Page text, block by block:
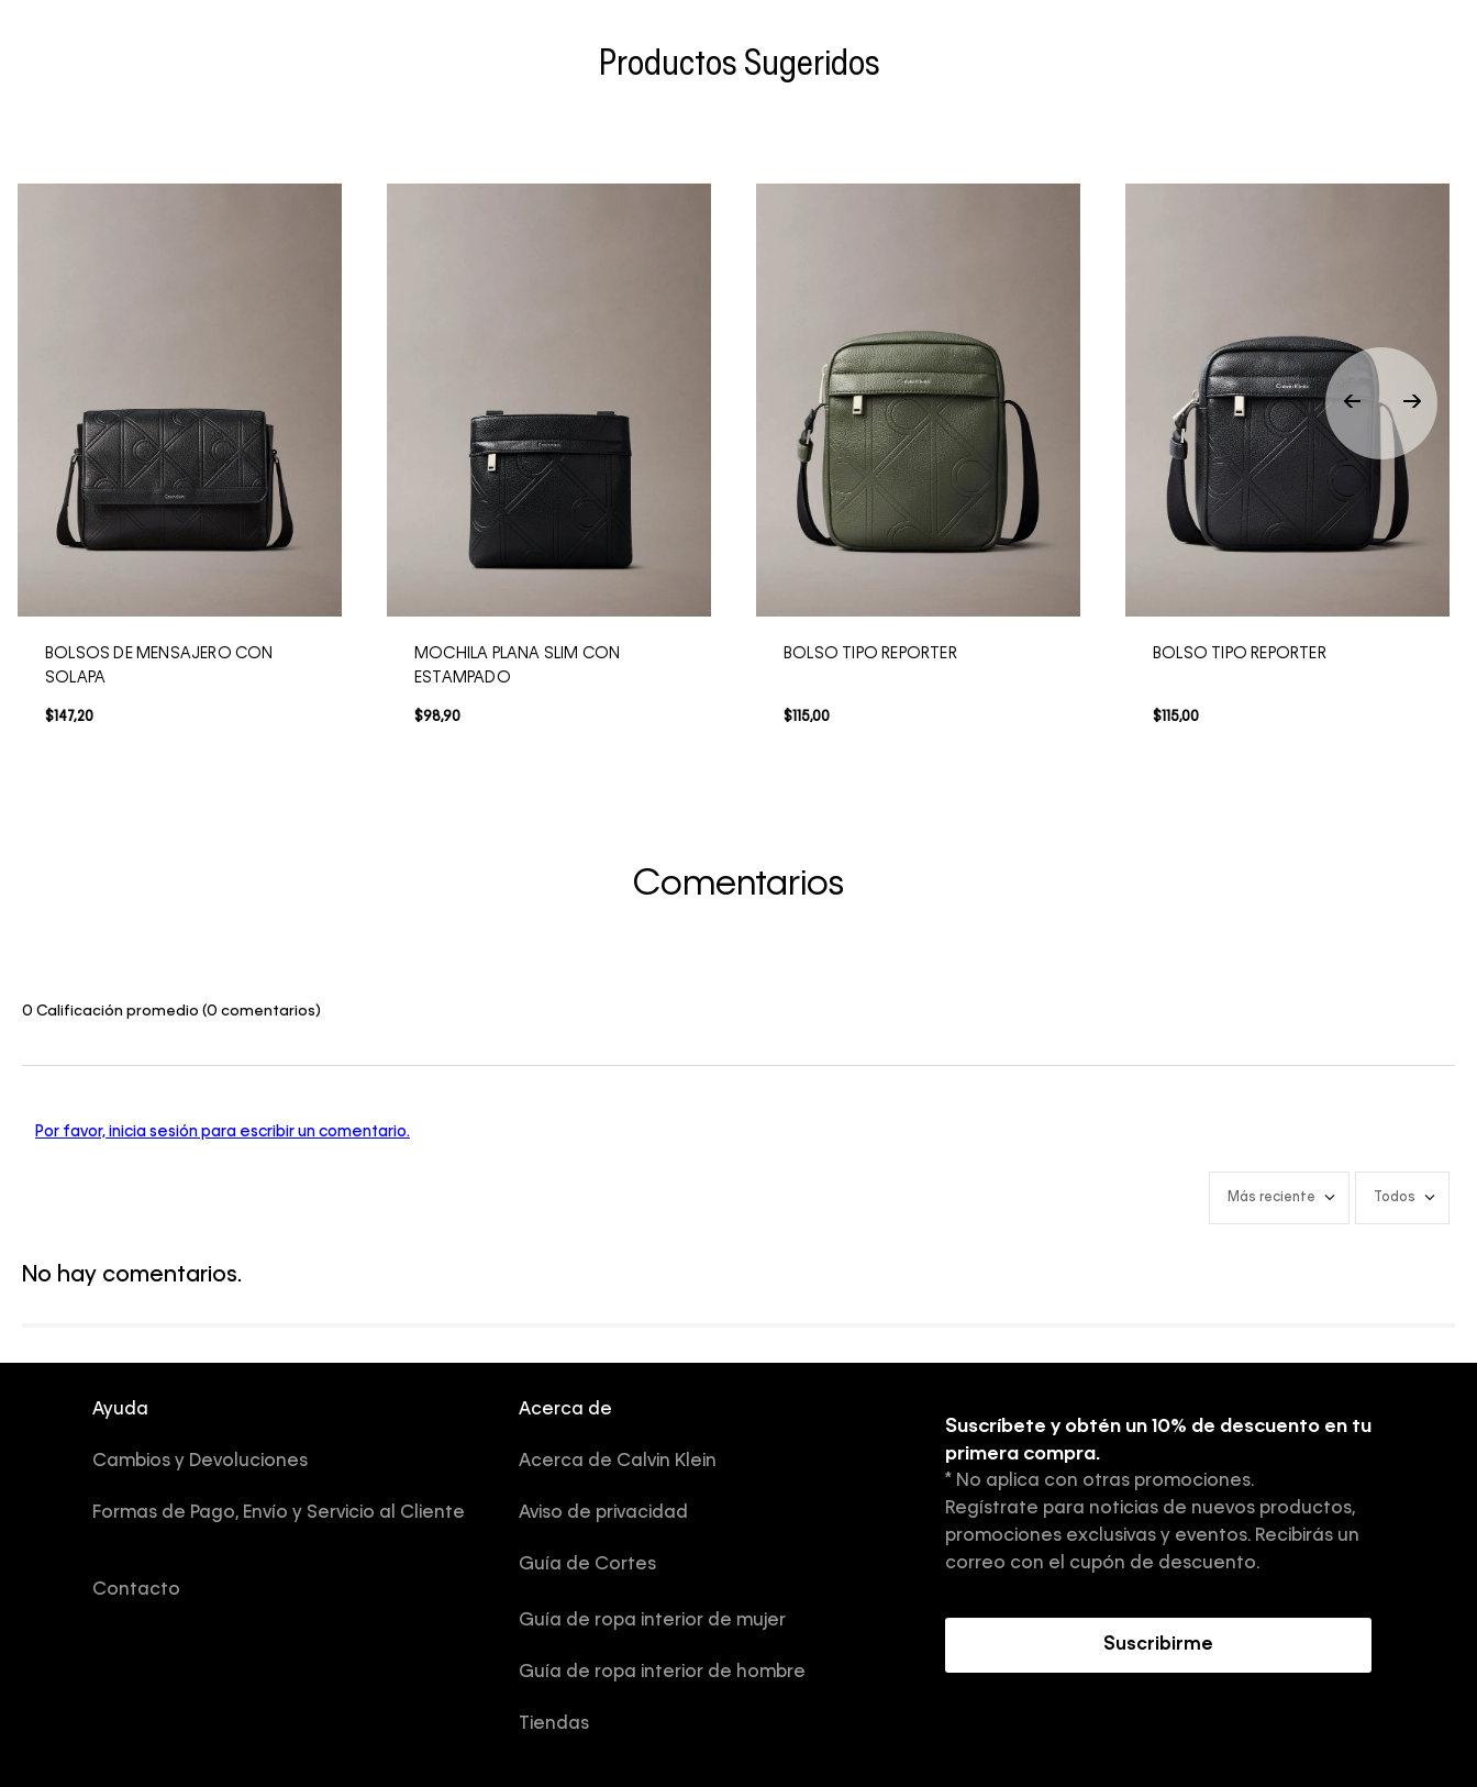
Productos Sugeridos
BOLSOS DE MENSAJERO CON
SOLAPA
$147,20
MOCHILA PLANA SLIM CON
ESTAMPADO
$98,90
BOLSO TIPO REPORTER
$115,00
BOLSO TIPO REPORTER
$115,00
Comentarios
0 Calificación promedio (0 comentarios)
Por favor, inicia sesión para escribir un comentario.
Más reciente Todos
No hay comentarios.
Ayuda
Cambios y Devoluciones
Formas de Pago, Envío y Servicio al Cliente
Contacto
Acerca de
Acerca de Calvin Klein
Aviso de privacidad
Guía de Cortes
Guía de ropa interior de mujer
Guía de ropa interior de hombre
Tiendas
Suscríbete y obtén un 10% de descuento en tu
primera compra.
* No aplica con otras promociones.
Regístrate para noticias de nuevos productos,
promociones exclusivas y eventos. Recibirás un
correo con el cupón de descuento.
Suscribirme